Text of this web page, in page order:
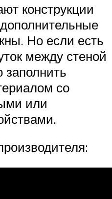
конструкции
Но если есть
между стеной
со
или